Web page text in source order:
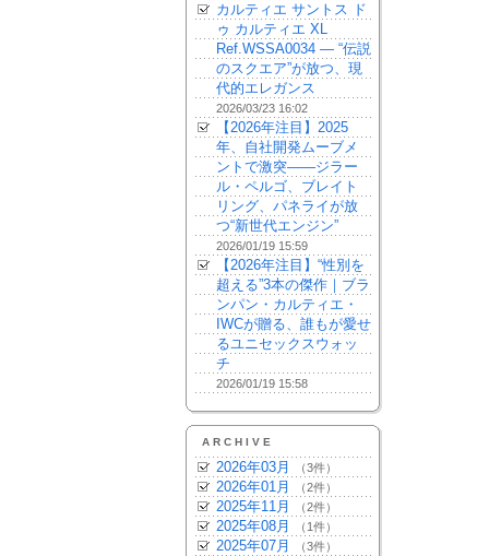
カルティエ サントス ド
ゥ カルティエ XL
Ref.WSSA0034 — “伝説
のスクエア”が放つ、現
代的エレガンス
2026/03/23 16:02
【2026年注目】2025
年、自社開発ムーブメ
ントで激突——ジラー
ル・ペルゴ、ブレイト
リング、パネライが放
つ“新世代エンジン”
2026/01/19 15:59
【2026年注目】“性別を
超える”3本の傑作｜ブラ
ンパン・カルティエ・
IWCが贈る、誰もが愛せ
るユニセックスウォッ
チ
2026/01/19 15:58
ARCHIVE
2026年03月 （3件）
2026年01月 （2件）
2025年11月 （2件）
2025年08月 （1件）
2025年07月 （3件）